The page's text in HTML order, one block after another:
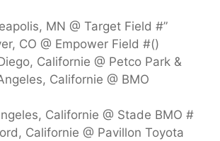
MN @ Target Field #”
CO @ Empower Field #()
Californie @ Petco Park &
Californie @ BMO
Californie @ Stade BMO #
Californie @ Pavillon Toyota